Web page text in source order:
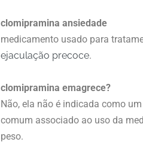
clomipramina ansiedade
medicamento usado para
ejaculação precoce.
clomipramina emagrece?
Não, ela não é indicada como
comum associado ao uso da
peso.